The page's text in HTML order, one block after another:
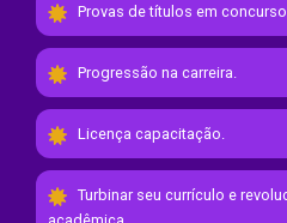
Provas de títulos em
Progressão na carreira.
Licença capacitação.
Turbinar seu currículo e